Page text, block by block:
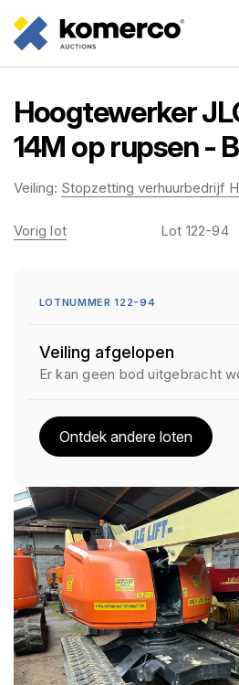
Hoogtewerker
14M op rupsen -
Veiling: Stopzetting verhuurbedrijf
Vorig lot Lot 122-94
LOTNUMMER 122-94
Veiling afgelopen
Er kan geen bod uitgebracht
Ontdek andere loten